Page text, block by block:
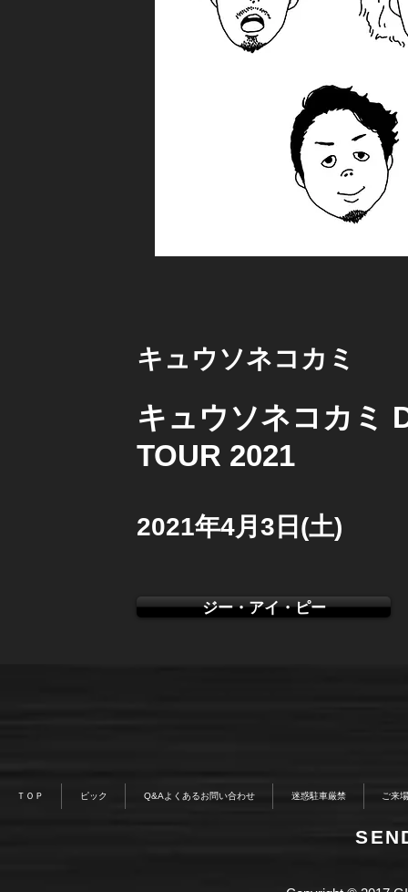
キュウソネコカミ
キュウソネコカミ
TOUR 2021
2021年4月3日(土)
ジー・アイ・ピー
ＴＯＰ ピック Q&Aよくあるお問い合わせ 迷惑駐車厳禁 ご来